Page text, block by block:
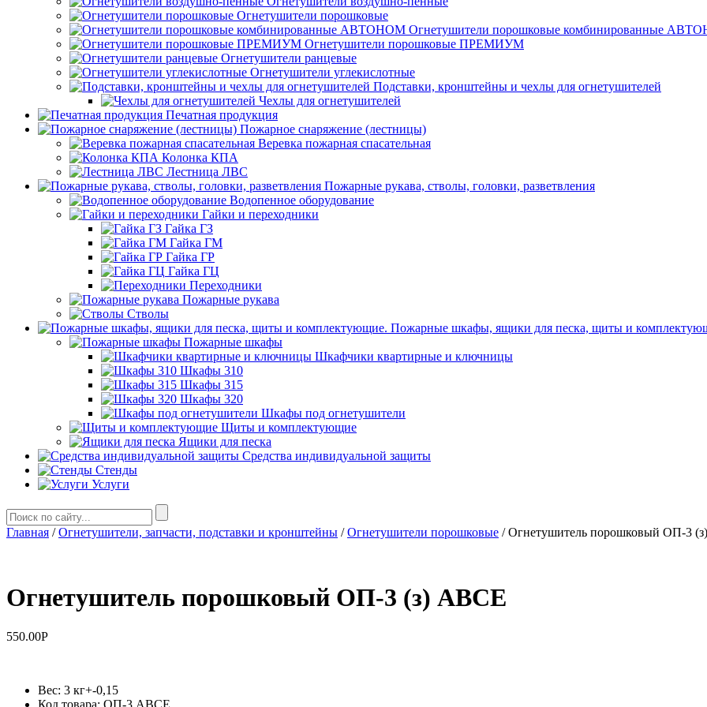
Огнетушители порошковые
Огнетушители порошковые комбинированные
Огнетушители порошковые ПРЕМИУМ
Огнетушители ранцевые
Огнетушители углекислотные
Подставки, кронштейны и чехлы для огнетушителей
Чехлы для огнетушителей
Печатная продукция
Пожарное снаряжение (лестницы)
Веревка пожарная спасательная
Колонка КПА
Лестница ЛВС
Пожарные рукава, стволы, головки, разветвления
Водопенное оборудование
Гайки и переходники
Гайка ГЗ
Гайка ГМ
Гайка ГР
Гайка ГЦ
Переходники
Пожарные рукава
Стволы
Пожарные шкафы, ящики для песка, щиты и
Пожарные шкафы
Шкафчики квартирные и ключницы
Шкафы 310
Шкафы 315
Шкафы 320
Шкафы под огнетушители
Щиты и комплектующие
Ящики для песка
Средства индивидуальной защиты
Стенды
Услуги
Главная /Огнетушители, запчасти, подставки и кронштейны /Огнетушители порошковые / Огнетушитель порошковый ОП-3
Огнетушитель порошковый ОП-3 (з) АВСЕ
550.00Р
Вес: 3 кг+-0,15
Код товара: ОП-3 ABCE